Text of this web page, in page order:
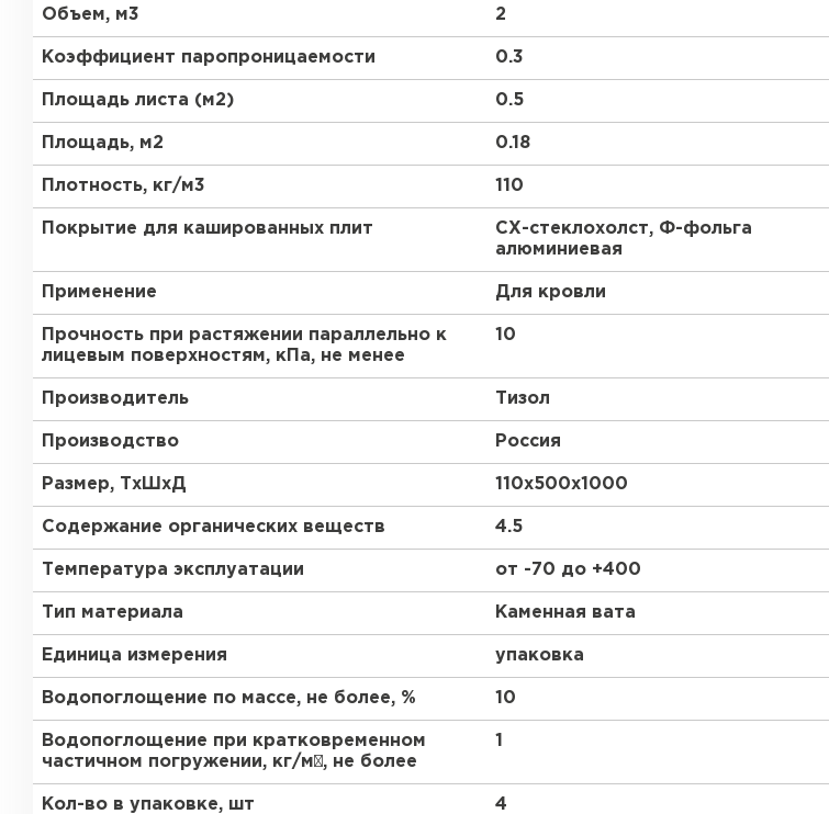
Объем, м3 2
Коэффициент паропроницаемости 0.3
Площадь листа (м2) 0.5
Площадь, м2 0.18
Плотность, кг/м3 110
Покрытие для кашированных плит
СХ-стеклохолст, Ф-фольга
алюминиевая
Применение Для кровли
Прочность при растяжении параллельно к
лицевым поверхностям, кПа, не менее
10
Производитель Тизол
Производство Россия
Размер, ТхШхД 110х500х1000
Содержание органических веществ 4.5
Температура эксплуатации от -70 до +400
Тип материала Каменная вата
Единица измерения упаковка
Водопоглощение по массе, не более, % 10
Водопоглощение при кратковременном
частичном погружении, кг/м², не более
1
Кол-во в упаковке, шт 4
ПЕРЕЙТИ
Утеплитель Penoplex
ПЕРЕЙТИ
Утеплитель Юматекс Термо
ПЕРЕЙТИ
Утеплитель Baswool
ПЕРЕЙТИ
Утеплитель Брит
Утеплитель Basfiber
Утеплитель Xotpipe